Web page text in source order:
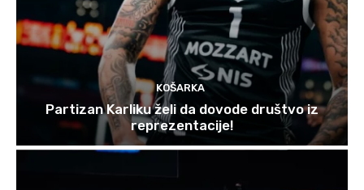
KOŠARKA
Partizan Karliku želi da dovode društvo iz
reprezentacije!